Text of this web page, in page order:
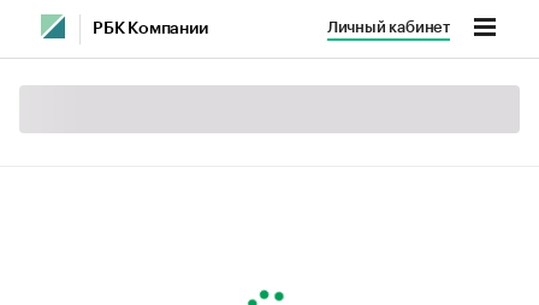
РБК Компании Личный кабинет